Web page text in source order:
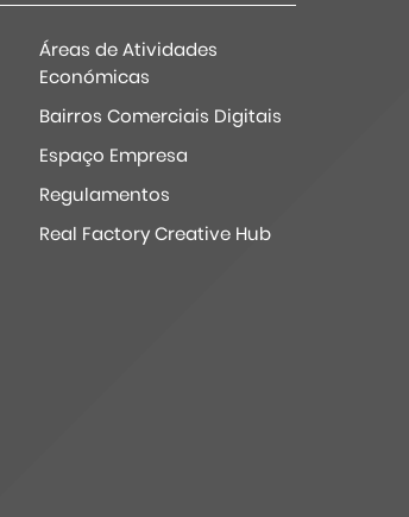
Áreas de Atividades
Económicas
Bairros Comerciais Digitais
Espaço Empresa
Regulamentos
Real Factory Creative Hub